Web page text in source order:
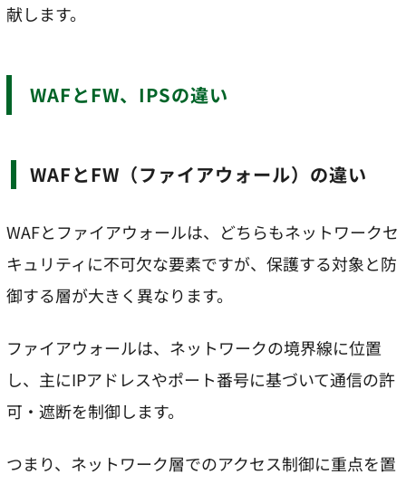
献します。
WAFとFW、IPSの違い
WAFとFW（ファイアウォール）の違い
WAFとファイアウォールは、どちらもネットワークセ
キュリティに不可欠な要素ですが、保護する対象と防
御する層が大きく異なります。
ファイアウォールは、ネットワークの境界線に位置
し、主にIPアドレスやポート番号に基づいて通信の許
可・遮断を制御します。
つまり、ネットワーク層でのアクセス制御に重点を置